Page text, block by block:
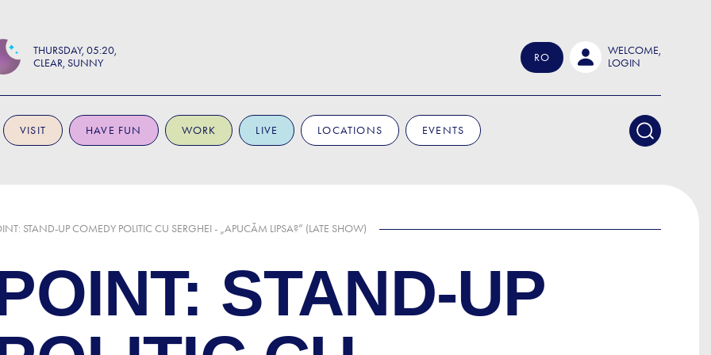
THURSDAY 05:20
CLEAR, SUNNY
RO
WELCOME,
LOGIN
VISIT HAVE FUN WORK LIVE LOCATIONS EVENTS
STAND-UP COMEDY POLITIC CU SERGHEI - „APUCĂM LIPSA?” (LATE SHOW)
STAND-UP